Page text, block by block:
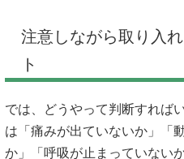
注意しながら取り入
ト
では、どうやって判断すれば
は「痛みが出ていないか」「
か」「呼吸が止まっていない